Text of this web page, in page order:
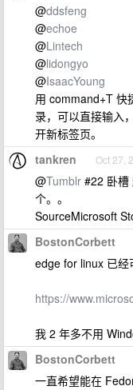
@ddsfeng
@echoe
@Lintech
@lidongyo
@IsaacYoung
用 command+T 快
录，可以直接输入
开新标签页。
tankren Oct 27,
@Tumblr #22 卧槽
个。。
SourceMicrosoft
BostonCorbett
edge for linux 已经
https://
我 2 年多不用
BostonCorbett
一直希望能在